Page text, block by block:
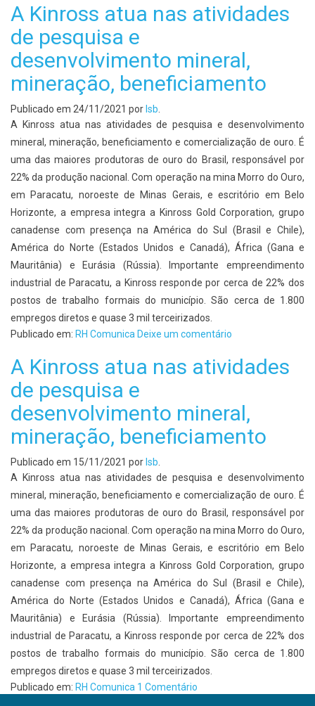
A Kinross atua nas atividades
de pesquisa e
desenvolvimento mineral,
mineração, beneficiamento
Publicado em 24/11/2021 porlsb
A Kinross atua nas atividades de pesquisa e desenvolvimento
mineral, mineração, beneficiamento e comercialização de ouro. É
uma das maiores produtoras de ouro do Brasil, responsável por
22% da produção nacional. Com operação na mina Morro do Ouro,
em Paracatu, noroeste de Minas Gerais, e escritório em Belo
Horizonte, a empresa integra a Kinross Gold Corporation, grupo
canadense com presença na América do Sul (Brasil e Chile),
América do Norte (Estados Unidos e Canadá), África (Gana e
Mauritânia) e Eurásia (Rússia). Importante empreendimento
industrial de Paracatu, a Kinross responde por cerca de 22% dos
postos de trabalho formais do município. São cerca de 1.800
empregos diretos e quase 3 mil terceirizados.
Publicado em: RH Comunica Deixe um comentário
A Kinross atua nas atividades
de pesquisa e
desenvolvimento mineral,
mineração, beneficiamento
Publicado em 15/11/2021 porlsb
A Kinross atua nas atividades de pesquisa e desenvolvimento
mineral, mineração, beneficiamento e comercialização de ouro. É
uma das maiores produtoras de ouro do Brasil, responsável por
22% da produção nacional. Com operação na mina Morro do Ouro,
em Paracatu, noroeste de Minas Gerais, e escritório em Belo
Horizonte, a empresa integra a Kinross Gold Corporation, grupo
canadense com presença na América do Sul (Brasil e Chile),
América do Norte (Estados Unidos e Canadá), África (Gana e
Mauritânia) e Eurásia (Rússia). Importante empreendimento
industrial de Paracatu, a Kinross responde por cerca de 22% dos
postos de trabalho formais do município. São cerca de 1.800
empregos diretos e quase 3 mil terceirizados.
Publicado em: RH Comunica 1 Comentário